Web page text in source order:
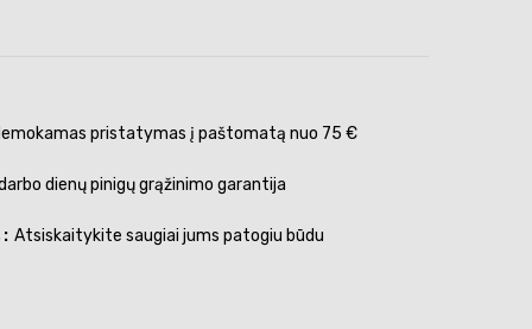
pristatymas į paštomatą nuo 75 €
dienų pinigų grąžinimo garantija
Atsiskaitykite saugiai jums patogiu būdu